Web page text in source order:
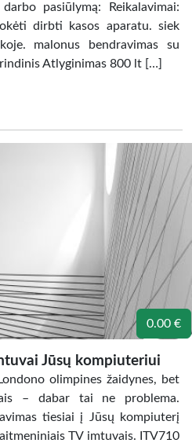
pasiūlymą: Reikalavimai:
dirbti kasos aparatu. siek
malonus bendravimas su
Atlyginimas 800 lt […]
0.00 €
Jūsų kompiuteriui
olimpines žaidynes, bet
– dabar tai ne problema.
tiesiai į Jūsų kompiuterį
TV imtuvais. ITV710